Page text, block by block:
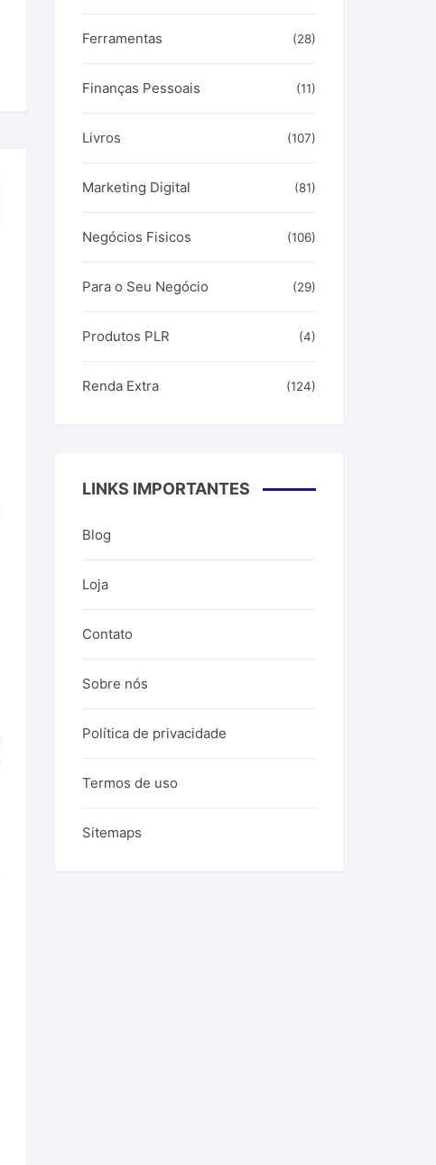
Ferramentas (28)
Finanças Pessoais (11)
Livros (107)
Marketing Digital (81)
Negócios Fisicos (106)
Para o Seu Negócio (29)
Produtos PLR (4)
Renda Extra (124)
LINKS IMPORTANTES
Blog
Loja
Contato
Sobre nós
Política de privacidade
Termos de uso
Sitemaps